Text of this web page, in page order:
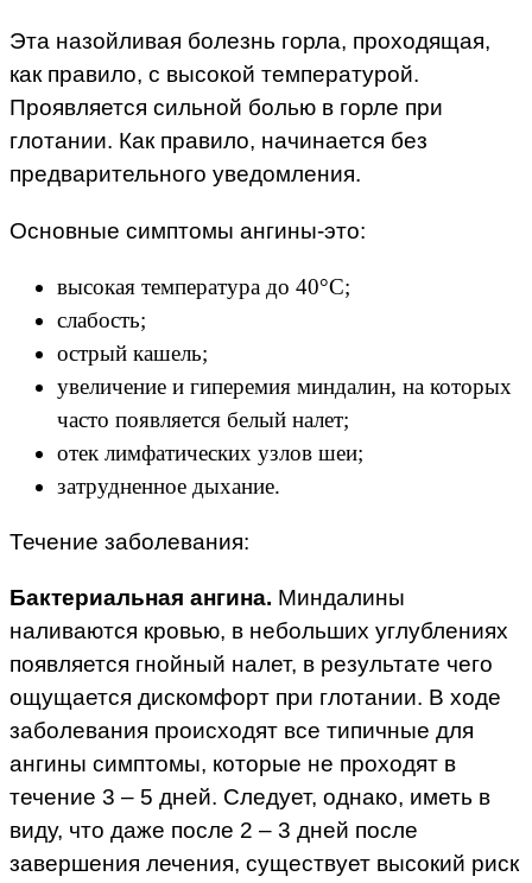
Эта назойливая болезнь горла, проходящая,
как правило, с высокой температурой.
Проявляется сильной болью в горле при
глотании. Как правило, начинается без
предварительного уведомления.
Основные симптомы ангины-это:
высокая температура до 40°C;
слабость;
острый кашель;
увеличение и гиперемия миндалин, на которых
часто появляется белый налет;
отек лимфатических узлов шеи;
затрудненное дыхание.
Течение заболевания:
Бактериальная ангина. Миндалины
наливаются кровью, в небольших углублениях
появляется гнойный налет, в результате чего
ощущается дискомфорт при глотании. В ходе
заболевания происходят все типичные для
ангины симптомы, которые не проходят в
течение 3 – 5 дней. Следует, однако, иметь в
виду, что даже после 2 – 3 дней после
завершения лечения, существует высокий риск